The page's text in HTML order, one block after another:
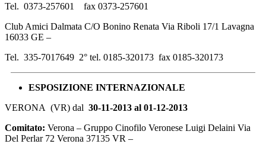
Tel. 0373-257601 fax 0373-257601
Club Amici Dalmata C/O Bonino Renata Via Riboli 17/1 Lavagna
16033 GE –
Tel. 335-7017649 2° tel. 0185-320173 fax 0185-320173
ESPOSIZIONE INTERNAZIONALE
VERONA (VR) dal 30-11-2013 al 01-12-2013
Comitato: Verona – Gruppo Cinofilo Veronese Luigi Delaini Via
Del Perlar 72 Verona 37135 VR –